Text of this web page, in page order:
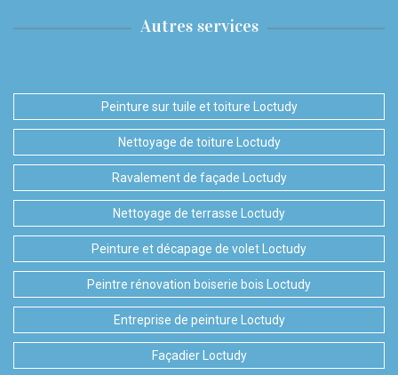
Autres services
Peinture sur tuile et toiture Loctudy
Nettoyage de toiture Loctudy
Ravalement de façade Loctudy
Nettoyage de terrasse Loctudy
Peinture et décapage de volet Loctudy
Peintre rénovation boiserie bois Loctudy
Entreprise de peinture Loctudy
Façadier Loctudy